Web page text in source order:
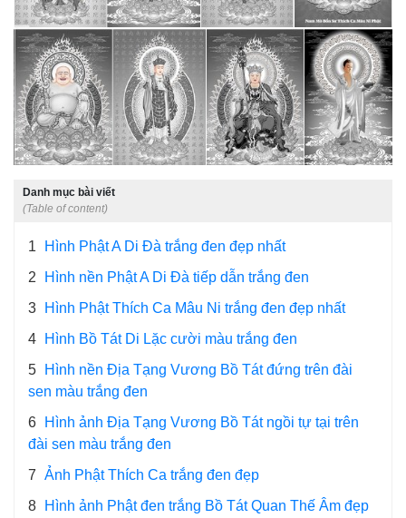
Danh mục bài viết
(Table of content)
1
Hình Phật A Di Đà trắng đen đẹp nhất
2
Hình nền Phật A Di Đà tiếp dẫn trắng đen
3
Hình Phật Thích Ca Mâu Ni trắng đen đẹp nhất
4
Hình Bồ Tát Di Lặc cười màu trắng đen
5
Hình nền Địa Tạng Vương Bồ Tát đứng trên đài
sen màu trắng đen
6
Hình ảnh Địa Tạng Vương Bồ Tát ngồi tự tại trên
đài sen màu trắng đen
7 Ảnh Phật Thích Ca trắng đen đẹp
8
Hình ảnh Phật đen trắng Bồ Tát Quan Thế Âm đẹp